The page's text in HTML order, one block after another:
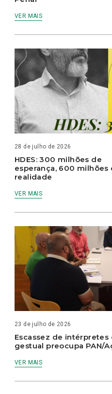
VER MAIS
28 de julho de 2026
HDES: 300 milhões de
esperança, 600 milhões
realidade
VER MAIS
23 de julho de 2026
Escassez de intérpretes
gestual preocupa PAN/
VER MAIS